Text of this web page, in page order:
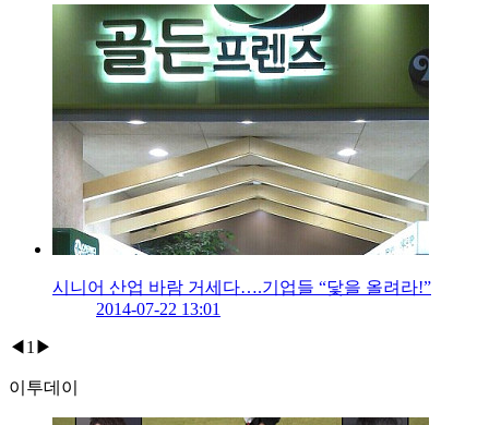
시니어 산업 바람 거세다….기업들 “닻을 올려라!”
2014-07-22 13:01
◀ 1 ▶
이투데이